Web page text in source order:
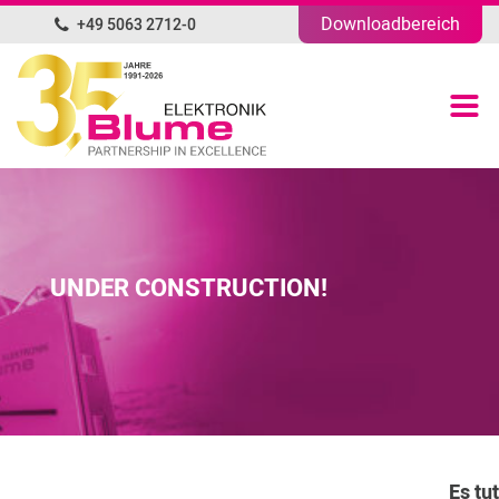
+49 5063 2712-0 Downloadbereich
UNDER CONSTRUCTION!
Es tut
Produktübersicht
Portfolio
News
Blog
Kontakt
DE